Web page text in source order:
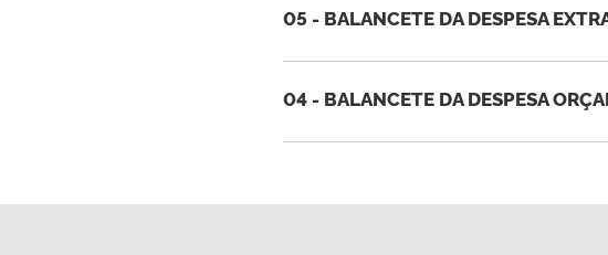
05 - BALANCETE DA DESPESA
04 - BALANCETE DA DESPESA